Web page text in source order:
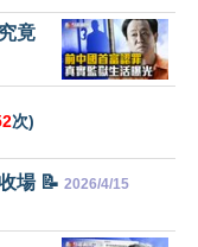
竟
次)
場 📝 2026/4/15